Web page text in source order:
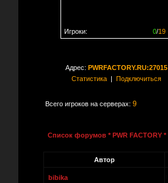
0/19
Игроки:
Адрес: PWRFACTORY.RU:27015
Статистика| Подключиться
Всего игроков на серверах: 9
Список форумов * PWR FACTORY *
Автор
bibika